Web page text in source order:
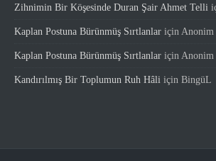
Zihnimin Bir Köşesinde Duran Şair Ahmet Telli
Kaplan Postuna Bürünmüş Sırtlanlar içinAnonim
Kaplan Postuna Bürünmüş Sırtlanlar içinAnonim
Kandırılmış Bir Toplumun Ruh Hâli için BingüL